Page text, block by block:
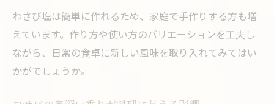
わさび塩は簡単に作れるため、家庭で手作りする方も増
えています。作り方や使い方のバリエーションを工夫し
ながら、日常の食卓に新しい風味を取り入れてみてはい
かがでしょうか。